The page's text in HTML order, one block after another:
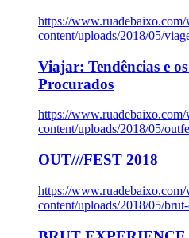
https://
content/uploads/2018/05/
Viajar: Tendências e
Procurados
https://
content/uploads/2018/05/
OUT///FEST 2018
https://
content/uploads/2018/05/